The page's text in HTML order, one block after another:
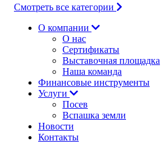
Смотреть все категории
О компании
О нас
Сертификаты
Выставочная площадка
Наша команда
Финансовые инструменты
Услуги
Посев
Вспашка земли
Новости
Контакты